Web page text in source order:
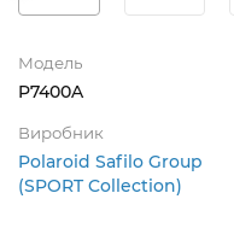
Модель
P7400A
Виробник
Polaroid Safilo Group
(SPORT Collection)